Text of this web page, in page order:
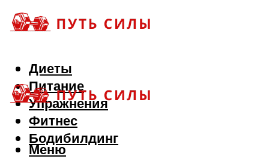
Диеты
Питание
Упражнения
Фитнес
Бодибилдинг
Меню